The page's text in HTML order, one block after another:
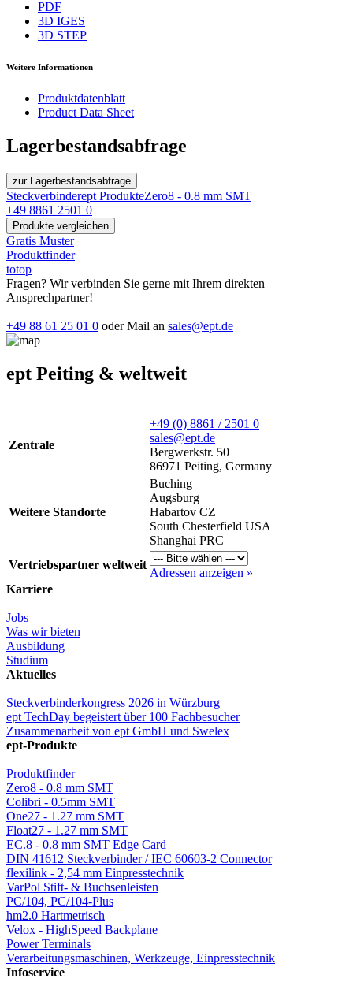
PDF
3D IGES
3D STEP
Weitere Informationen
Produktdatenblatt
Product Data Sheet
Lagerbestandsabfrage
zur Lagerbestandsabfrage
Steckverbinderept ProdukteZero8 - 0.8 mm SMT
+49 8861 2501 0
Produkte vergleichen
Gratis Muster
Produktfinder
totop
Fragen? Wir verbinden Sie gerne mit Ihrem direkten
Ansprechpartner!
+49 88 61 25 01 0 oder Mail an sales@ept.de
ept Peiting & weltweit
Zentrale
+49 (0) 8861 / 2501 0
sales@ept.de
Bergwerkstr. 50
86971 Peiting, Germany
Weitere Standorte
Buching
Augsburg
Habartov CZ
South Chesterfield USA
Shanghai PRC
Vertriebspartner weltweit
Adressen anzeigen »
Karriere
Jobs
Was wir bieten
Ausbildung
Studium
Aktuelles
Steckverbinderkongress 2026 in Würzburg
ept TechDay begeistert über 100 Fachbesucher
Zusammenarbeit von ept GmbH und Swelex
ept-Produkte
Produktfinder
Zero8 - 0.8 mm SMT
Colibri - 0.5mm SMT
One27 - 1.27 mm SMT
Float27 - 1.27 mm SMT
EC.8 - 0.8 mm SMT Edge Card
DIN 41612 Steckverbinder / IEC 60603-2 Connector
flexilink - 2,54 mm Einpresstechnik
VarPol Stift- & Buchsenleisten
PC/104, PC/104-Plus
hm2.0 Hartmetrisch
Velox - HighSpeed Backplane
Power Terminals
Verarbeitungsmaschinen, Werkzeuge, Einpresstechnik
Infoservice